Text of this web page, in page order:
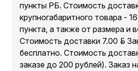
пункты РБ. Стоимость
крупногабаритного товара -
пункта, а также от размера и
Стоимость доставки 7.00 руб.
бесплатно. Стоимость
заказе до 200 рублей). Заказ